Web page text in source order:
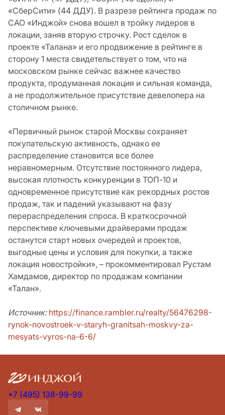
«СберСити» (44 ДДУ). В разрезе рейтинга продаж по
САО «Инджой» снова вошел в тройку лидеров в
локации, заняв вторую строчку. Рост сделок в
проекте «Талана» и его продвижение в рейтинге в
сторону 1 места свидетельствует о том, что на
московском рынке сейчас важнее качество
продукта, продуманная локация и сильная команда,
а не продолжительное присутствие девелопера на
столичном рынке.
«Первичный рынок старой Москвы сохраняет
покупательскую активность, однако ее
распределение становится все более
неравномерным. Отсутствие постоянного лидера,
высокая плотность конкуренции в ТОП-10 и
одновременное присутствие как рекордных ростов
продаж, так и падений указывают на фазу
перераспределения спроса. В краткосрочной
перспективе ключевыми драйверами продаж
останутся старт новых очередей и проектов,
выгодные цены и условия для покупки, а также
локация новостройки», – прокомментировал Рустам
Хамдамов, директор по продажам компании
«Талан».
Источник: https://finance.rambler.ru/realty/56476298-
rynok-novostroek-v-staryh-granitsah-moskvy-za-
mesyats-vyros-na-6-6/
+7 (495) 138-99-99